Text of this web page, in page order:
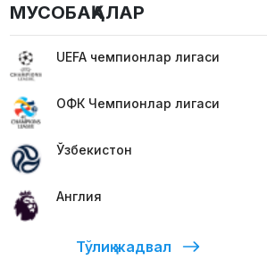
МУСОБАҚАЛАР
UEFA чемпионлар лигаси
ОФК Чемпионлар лигаси
Ўзбекистон
Англия
Тўлиқ жадвал